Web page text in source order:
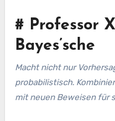
# Professor
Bayes’sche
Macht nicht nur
probabilistisch.
mit neuen Beweisen für